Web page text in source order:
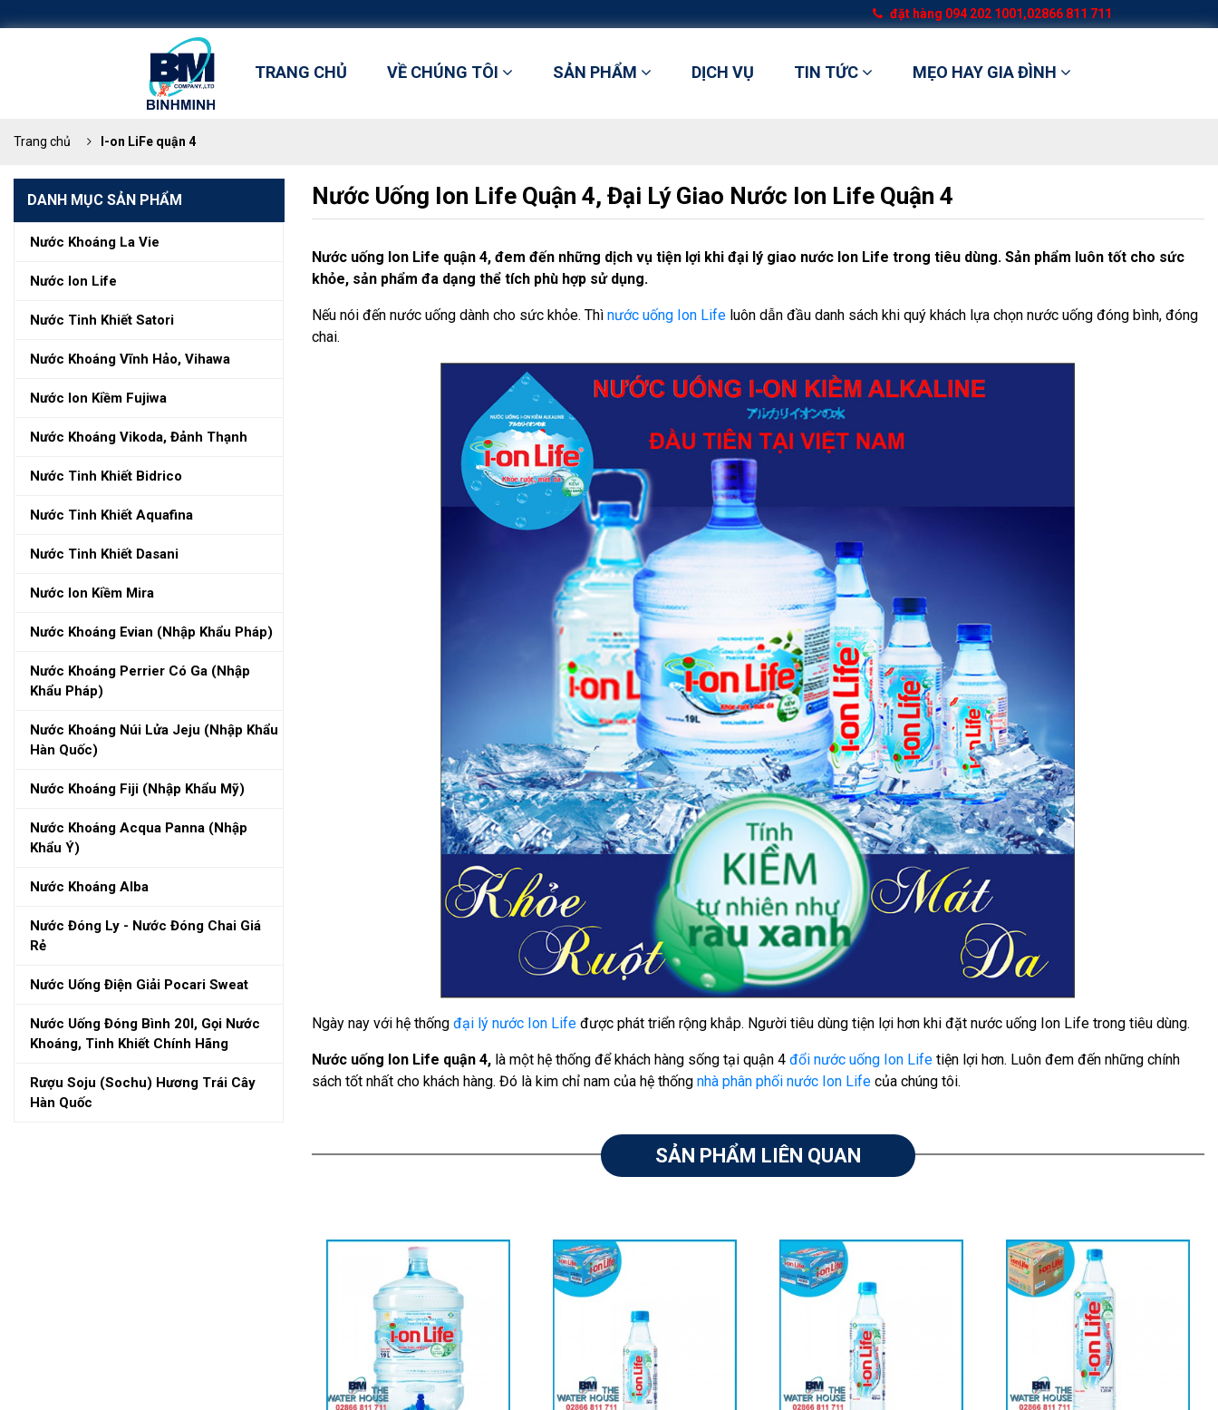
đặt hàng 094 202 1001,02866 811 711
TRANG CHỦ VỀ CHÚNG TÔI SẢN PHẨM DỊCH VỤ TIN TỨC MẸO HAY GIA ĐÌNH
Trang chủ I-on LiFe quận 4
DANH MỤC SẢN PHẨM
Nước Khoáng La Vie
Nước Ion Life
Nước Tinh Khiết Satori
Nước Khoáng Vĩnh Hảo, Vihawa
Nước Ion Kiềm Fujiwa
Nước Khoáng Vikoda, Đảnh Thạnh
Nước Tinh Khiết Bidrico
Nước Tinh Khiết Aquafina
Nước Tinh Khiết Dasani
Nước Ion Kiềm Mira
Nước Khoáng Evian (nhập Khẩu Pháp)
Nước Khoáng Perrier Có Ga (nhập
Khẩu Pháp)
Nước Khoáng Núi Lửa Jeju (nhập Khẩu
Hàn Quốc)
Nước Khoáng Fiji (nhập Khẩu Mỹ)
Nước Khoáng Acqua Panna (nhập
Khẩu Ý)
Nước Khoáng Alba
Nước Đóng Ly - Nước Đóng Chai Giá
Rẻ
Nước Uống Điện Giải Pocari Sweat
Nước Uống Đóng Bình 20l, Gọi Nước
Khoáng, Tinh Khiết Chính Hãng
Rượu Soju (sochu) Hương Trái Cây
Hàn Quốc
Nước Uống Ion Life Quận 4, Đại Lý Giao Nước Ion Life Quận 4
Nước uống Ion Life quận 4, đem đến những dịch vụ tiện lợi khi đại lý giao nước Ion Life trong tiêu dùng. Sản phẩm luôn tốt cho sức
khỏe, sản phẩm đa dạng thể tích phù hợp sử dụng.
Nếu nói đến nước uống dành cho sức khỏe. Thì nước uống Ion Lifeluôn dẫn đầu danh sách khi quý khách lựa chọn nước uống đóng bình, đóng
chai.
Ngày nay với hệ thống đại lý nước Ion Lifeđược phát triển rộng khắp. Người tiêu dùng tiện lợi hơn khi đặt nước uống Ion Life trong tiêu dùng.
Nước uống Ion Life quận 4, là một hệ thống để khách hàng sống tại quận 4 đổi nước uống Ion Lifetiện lợi hơn. Luôn đem đến những chính
sách tốt nhất cho khách hàng. Đó là kim chỉ nam của hệ thống nhà phân phối nước Ion Lifecủa chúng tôi.
SẢN PHẨM LIÊN QUAN